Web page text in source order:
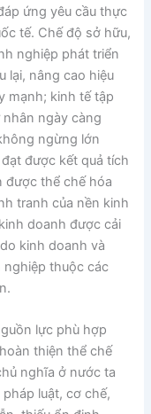
ứng yêu cầu thực
tế. Chế độ sở hữu,
nghiệp phát triển
lại, nâng cao hiệu
mạnh; kinh tế tập
ngày càng
ngừng lớn
được kết quả tích
được thể chế hóa
tranh của nền kinh
doanh được cải
kinh doanh và
thuộc các
lực phù hợp
thiện thể chế
nghĩa ở nước ta
luật, cơ chế,